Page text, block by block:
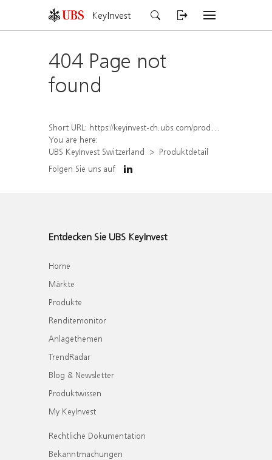
KeyInvest
404 Page not
found
Short URL: https://keyinvest-ch.ubs.com/produkt/detail/index/isin/CH1578793627
You are here:
UBS KeyInvest Switzerland
Produktdetail
Folgen Sie uns auf
Entdecken Sie UBS KeyInvest
Home
Märkte
Produkte
Renditemonitor
Anlagethemen
TrendRadar
Blog & Newsletter
Produktwissen
My KeyInvest
Rechtliche Dokumentation
Bekanntmachungen